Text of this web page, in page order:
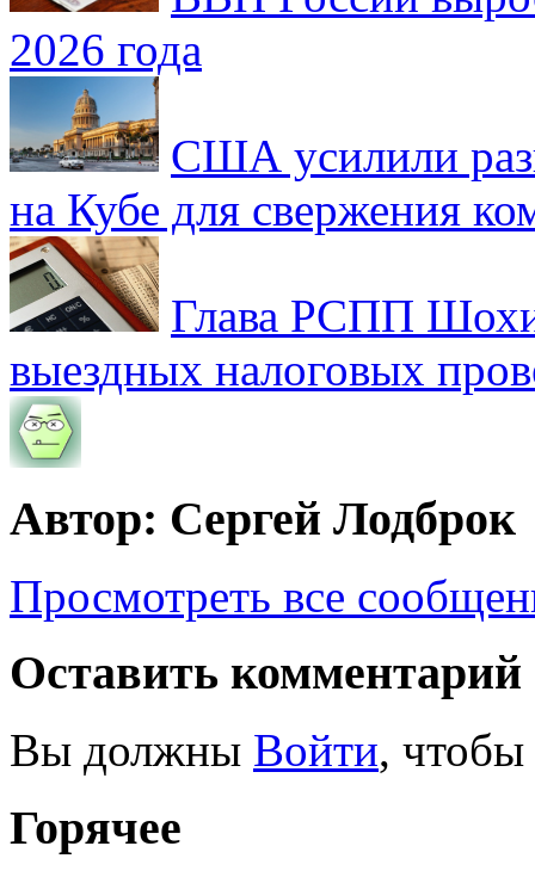
2026 года
США усилили
на Кубе для свержения
Глава РСПП
выездных налоговых
Автор: Сергей Лодброк
Просмотреть все
Оставить комментарий
Вы должны Войти, чтобы
Горячее